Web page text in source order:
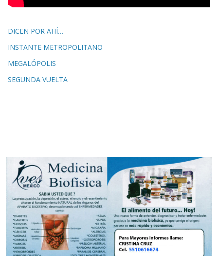
DICEN POR AHÍ…
INSTANTE METROPOLITANO
MEGALÓPOLIS
SEGUNDA VUELTA